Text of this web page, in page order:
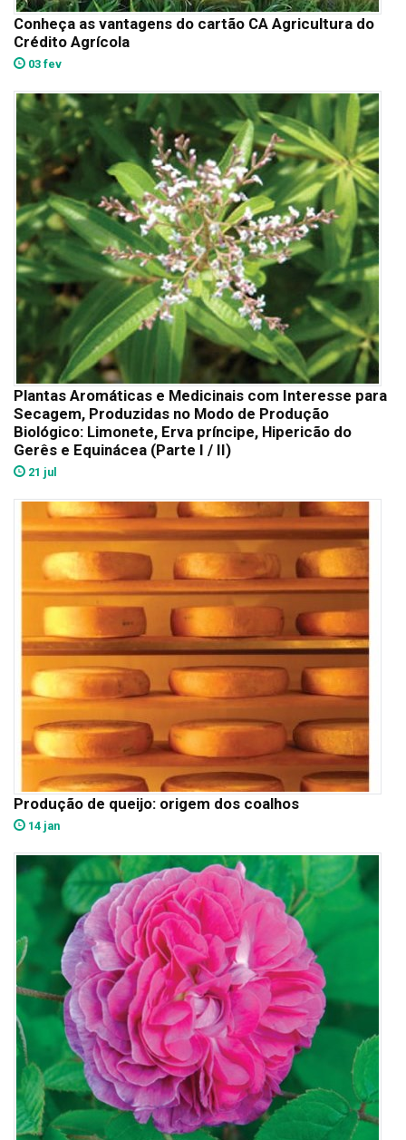
Conheça as vantagens do cartão CA Agricultura do
Crédito Agrícola
03 fev
Plantas Aromáticas e Medicinais com Interesse para
Secagem, Produzidas no Modo de Produção
Biológico: Limonete, Erva príncipe, Hipericão do
Gerês e Equinácea (Parte I / II)
21 jul
Produção de queijo: origem dos coalhos
14 jan